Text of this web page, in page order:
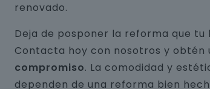
renovado.
Deja de posponer la reforma que tu
Contacta hoy con nosotros y obtén
compromiso. La comodidad y
dependen de una reforma bien